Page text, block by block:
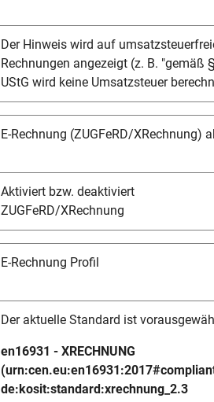
Der Hinweis wird auf
Rechnungen angezeigt (z. B. "gemäß
UStG wird keine Umsatzsteuer
E-Rechnung (ZUGFeRD/XRechnung)
Aktiviert bzw. deaktiviert
ZUGFeRD/XRechnung
E-Rechnung Profil
Der aktuelle Standard ist
en16931 - XRECHNUNG
de:kosit:standard:xrechnung_2.3